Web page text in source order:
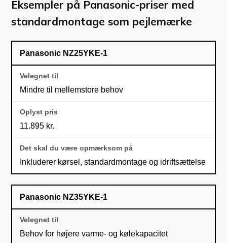
Eksempler på Panasonic-priser med
standardmontage som pejlemærke
Panasonic NZ25YKE-1
Mindre til mellemstore behov
11.895 kr.
Inkluderer kørsel, standardmontage og idriftsættelse
Panasonic NZ35YKE-1
Behov for højere varme- og kølekapacitet